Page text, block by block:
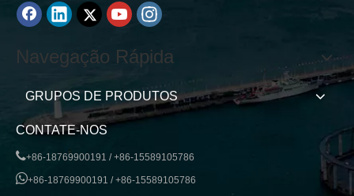
Navegação Rápida
GRUPOS DE PRODUTOS
CONTATE-NOS
+86-18769900191 / +86-15589105786
+86-18769900191 / +86-15589105786